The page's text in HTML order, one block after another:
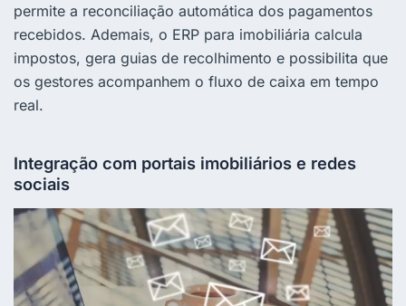
permite a reconciliação automática dos pagamentos
recebidos. Ademais, o ERP para imobiliária calcula
impostos, gera guias de recolhimento e possibilita que
os gestores acompanhem o fluxo de caixa em tempo
real.
Integração com portais imobiliários e redes
sociais